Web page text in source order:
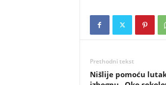
Prethodni tekst
Nišlije pomoću